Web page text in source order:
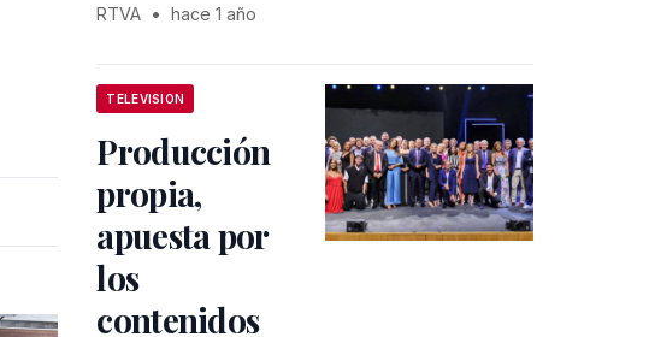
RTVA • hace 1 año
TELEVISION
Producción
propia,
apuesta por
los
contenidos